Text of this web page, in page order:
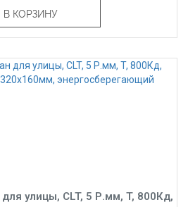
В КОРЗИНУ
улицы, CLT, 5 Р.мм, T, 800Кд,